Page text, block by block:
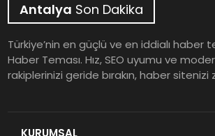
Antalya Son Dakika
Türkiye’nin en güçlü ve en iddialı haber
Haber Teması. Hız, SEO uyumu ve
rakiplerinizi geride bırakın, haber sitenizi
KURUMSAL